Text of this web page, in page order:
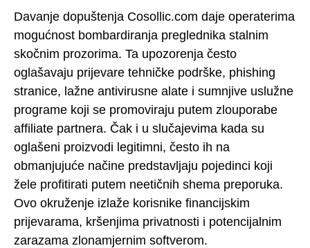
Davanje dopuštenja Cosollic.com daje operaterima
mogućnost bombardiranja preglednika stalnim
skočnim prozorima. Ta upozorenja često
oglašavaju prijevare tehničke podrške, phishing
stranice, lažne antivirusne alate i sumnjive uslužne
programe koji se promoviraju putem zlouporabe
affiliate partnera. Čak i u slučajevima kada su
oglašeni proizvodi legitimni, često ih na
obmanjujuće načine predstavljaju pojedinci koji
žele profitirati putem neetičnih shema preporuka.
Ovo okruženje izlaže korisnike financijskim
prijevarama, kršenjima privatnosti i potencijalnim
zarazama zlonamjernim softverom.